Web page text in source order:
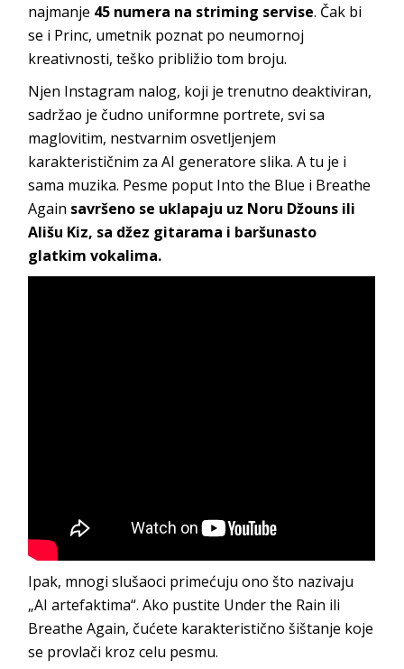
najmanje 45 numera na striming servise. Čak bi
se i Princ, umetnik poznat po neumornoj
kreativnosti, teško približio tom broju.
Njen Instagram nalog, koji je trenutno deaktiviran,
sadržao je čudno uniformne portrete, svi sa
maglovitim, nestvarnim osvetljenjem
karakterističnim za AI generatore slika. A tu je i
sama muzika. Pesme poput Into the Blue i Breathe
Again savršeno se uklapaju uz Noru Džouns ili
Ališu Kiz, sa džez gitarama i baršunasto
glatkim vokalima.
Ipak, mnogi slušaoci primećuju ono što nazivaju
„AI artefaktima“. Ako pustite Under the Rain ili
Breathe Again, čućete karakteristično šištanje koje
se provlači kroz celu pesmu.